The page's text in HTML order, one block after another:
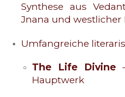
Synthese aus
Jnana und westlicher
Umfangreiche
The Life Divine
Hauptwerk